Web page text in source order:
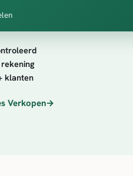
klanten
Verkopen→